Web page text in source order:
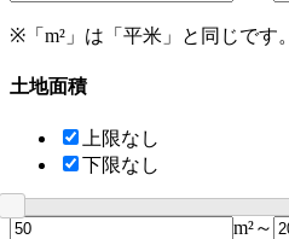
※「m²」は「平米」と同じです。
土地面積
上限なし
下限なし
m²～